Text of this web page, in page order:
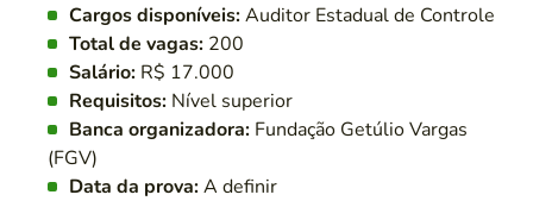
Cargos disponíveis:Auditor Estadual de Controle
Total de vagas: 200
Salário: R$ 17.000
Requisitos: Nível superior
Banca organizadora: Fundação Getúlio Vargas
(FGV)
Data da prova:A definir